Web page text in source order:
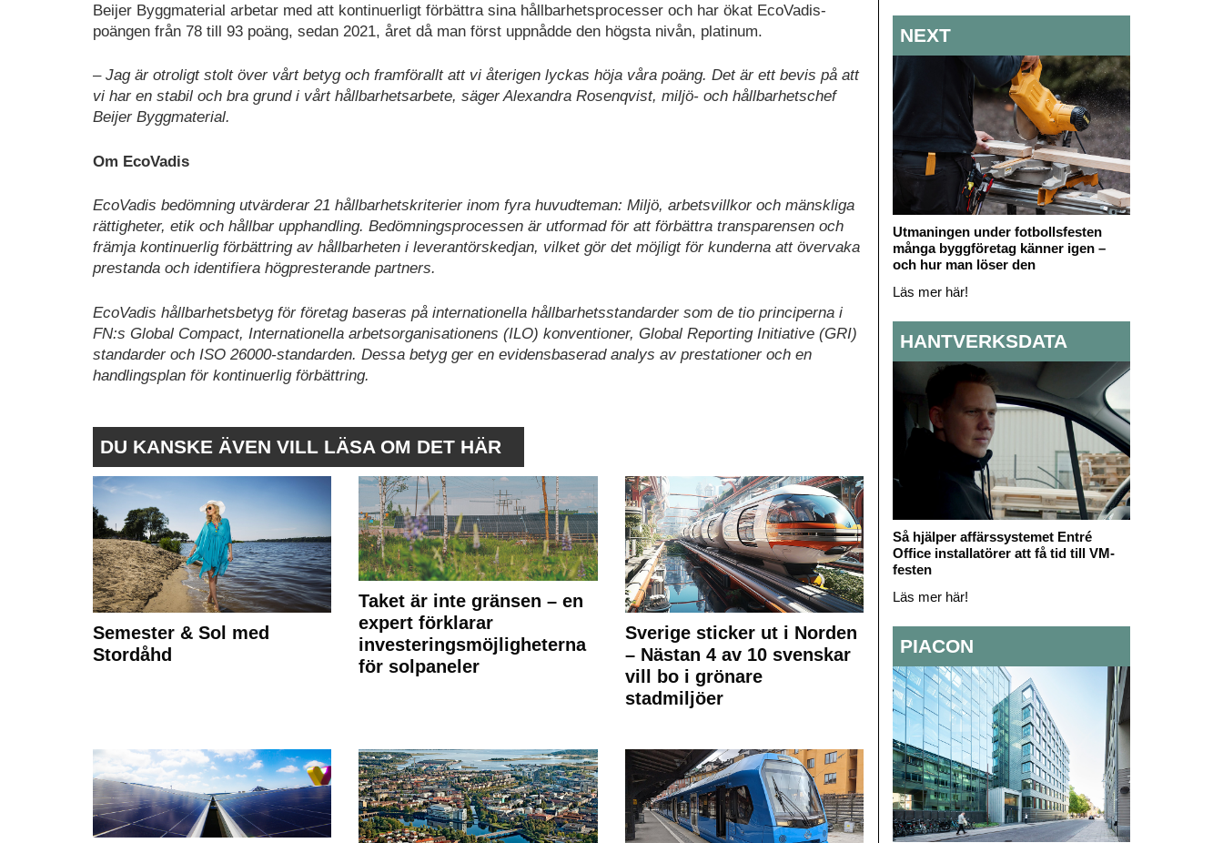
Beijer Byggmaterial arbetar med att kontinuerligt förbättra sina hållbarhetsprocesser och har ökat EcoVadis-
poängen från 78 till 93 poäng, sedan 2021, året då man först uppnådde den högsta nivån, platinum.
– Jag är otroligt stolt över vårt betyg och framförallt att vi återigen lyckas höja våra poäng. Det är ett bevis på att
vi har en stabil och bra grund i vårt hållbarhetsarbete, säger Alexandra Rosenqvist, miljö- och hållbarhetschef
Beijer Byggmaterial.
Om EcoVadis
EcoVadis bedömning utvärderar 21 hållbarhetskriterier inom fyra huvudteman: Miljö, arbetsvillkor och mänskliga
rättigheter, etik och hållbar upphandling. Bedömningsprocessen är utformad för att förbättra transparensen och
främja kontinuerlig förbättring av hållbarheten i leverantörskedjan, vilket gör det möjligt för kunderna att övervaka
prestanda och identifiera högpresterande partners.
EcoVadis hållbarhetsbetyg för företag baseras på internationella hållbarhetsstandarder som de tio principerna i
FN:s Global Compact, Internationella arbetsorganisationens (ILO) konventioner, Global Reporting Initiative (GRI)
standarder och ISO 26000-standarden. Dessa betyg ger en evidensbaserad analys av prestationer och en
handlingsplan för kontinuerlig förbättring.
DU KANSKE ÄVEN VILL LÄSA OM DET HÄR
Semester & Sol med
Stordåhd
Taket är inte gränsen – en
expert förklarar
investeringsmöjligheterna
för solpaneler
Sverige sticker ut i Norden
– Nästan 4 av 10 svenskar
vill bo i grönare
stadmiljöer
NEXT
Utmaningen under fotbollsfesten
många byggföretag känner igen –
och hur man löser den
Läs mer här!
HANTVERKSDATA
Så hjälper affärssystemet Entré
Office installatörer att få tid till VM-
festen
Läs mer här!
PIACON